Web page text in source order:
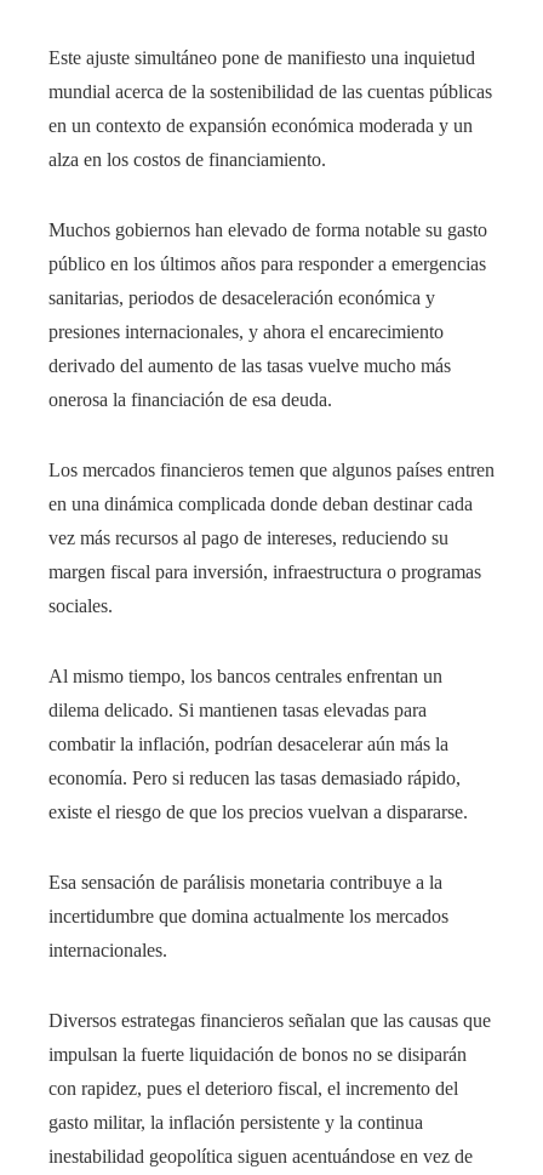
Este ajuste simultáneo pone de manifiesto una inquietud
mundial acerca de la sostenibilidad de las cuentas públicas
en un contexto de expansión económica moderada y un
alza en los costos de financiamiento.
Muchos gobiernos han elevado de forma notable su gasto
público en los últimos años para responder a emergencias
sanitarias, periodos de desaceleración económica y
presiones internacionales, y ahora el encarecimiento
derivado del aumento de las tasas vuelve mucho más
onerosa la financiación de esa deuda.
Los mercados financieros temen que algunos países entren
en una dinámica complicada donde deban destinar cada
vez más recursos al pago de intereses, reduciendo su
margen fiscal para inversión, infraestructura o programas
sociales.
Al mismo tiempo, los bancos centrales enfrentan un
dilema delicado. Si mantienen tasas elevadas para
combatir la inflación, podrían desacelerar aún más la
economía. Pero si reducen las tasas demasiado rápido,
existe el riesgo de que los precios vuelvan a dispararse.
Esa sensación de parálisis monetaria contribuye a la
incertidumbre que domina actualmente los mercados
internacionales.
Diversos estrategas financieros señalan que las causas que
impulsan la fuerte liquidación de bonos no se disiparán
con rapidez, pues el deterioro fiscal, el incremento del
gasto militar, la inflación persistente y la continua
inestabilidad geopolítica siguen acentuándose en vez de